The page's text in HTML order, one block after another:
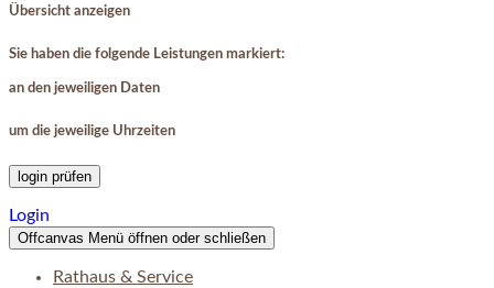
Übersicht anzeigen
Sie haben die folgende Leistungen markiert:
an den jeweiligen Daten
um die jeweilige Uhrzeiten
login prüfen
Login
Offcanvas Menü öffnen oder schließen
Rathaus & Service